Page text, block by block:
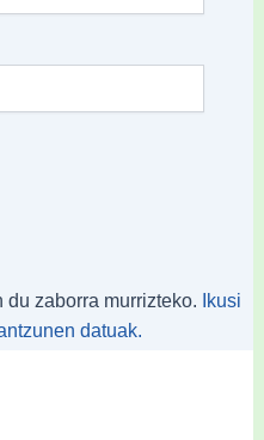
zaborra murrizteko.
Ikusi
datuak.